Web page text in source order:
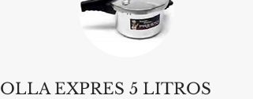
OLLA EXPRES 5 LITROS